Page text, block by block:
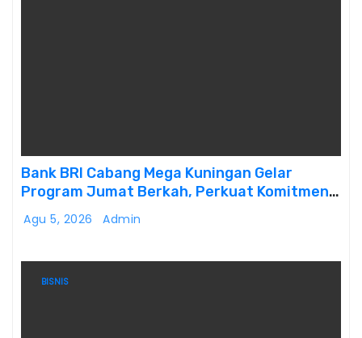
Bank BRI Cabang Mega Kuningan Gelar
Program Jumat Berkah, Perkuat Komitmen
untuk Saling Berbagai Kepada Masyarakat
Sekitar Kawasan Mega Kuningan
Agu 5, 2026 Admin
BISNIS